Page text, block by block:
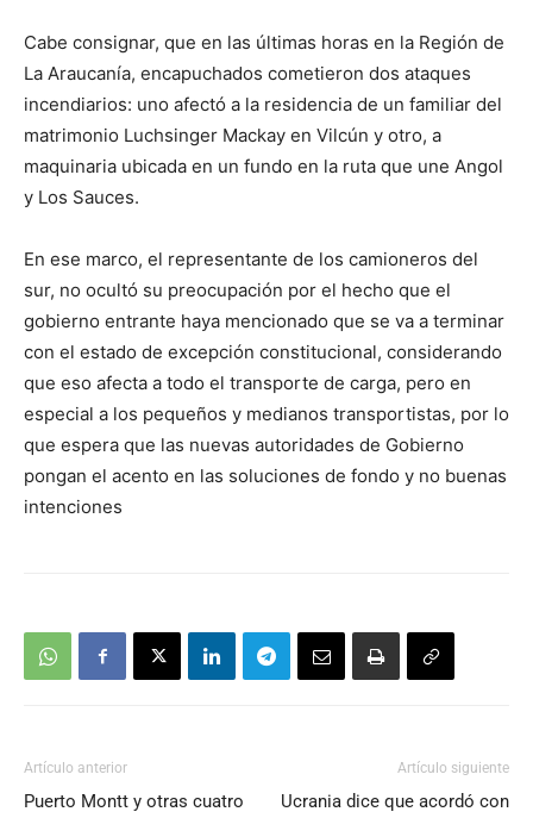
Cabe consignar, que en las últimas horas en la Región de
La Araucanía, encapuchados cometieron dos ataques
incendiarios: uno afectó a la residencia de un familiar del
matrimonio Luchsinger Mackay en Vilcún y otro, a
maquinaria ubicada en un fundo en la ruta que une Angol
y Los Sauces.
En ese marco, el representante de los camioneros del
sur, no ocultó su preocupación por el hecho que el
gobierno entrante haya mencionado que se va a terminar
con el estado de excepción constitucional, considerando
que eso afecta a todo el transporte de carga, pero en
especial a los pequeños y medianos transportistas, por lo
que espera que las nuevas autoridades de Gobierno
pongan el acento en las soluciones de fondo y no buenas
intenciones
Artículo anterior
Puerto Montt y otras cuatro
Artículo siguiente
Ucrania dice que acordó con